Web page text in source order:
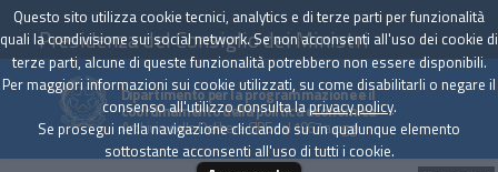
Presidenza del Consiglio dei Ministri
Dipartimento per la programmazione e il
coordinamento della politica economica
Archivio delle Delibere CIPE dal 1967 a oggi
Questo sito utilizza cookie tecnici, analytics e di terze parti per funzionalità
quali la condivisione sui social network. Se non acconsenti all'uso dei cookie di
terze parti, alcune di queste funzionalità potrebbero non essere disponibili.
Per maggiori informazioni sui cookie utilizzati, su come disabilitarli o negare il
consenso all'utilizzo consulta laprivacy policy.
Se prosegui nella navigazione cliccando su un qualunque elemento
sottostante acconsenti all'uso di tutti i cookie.